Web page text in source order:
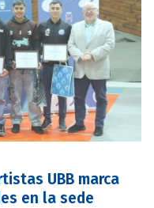
UBB marca
en la sede